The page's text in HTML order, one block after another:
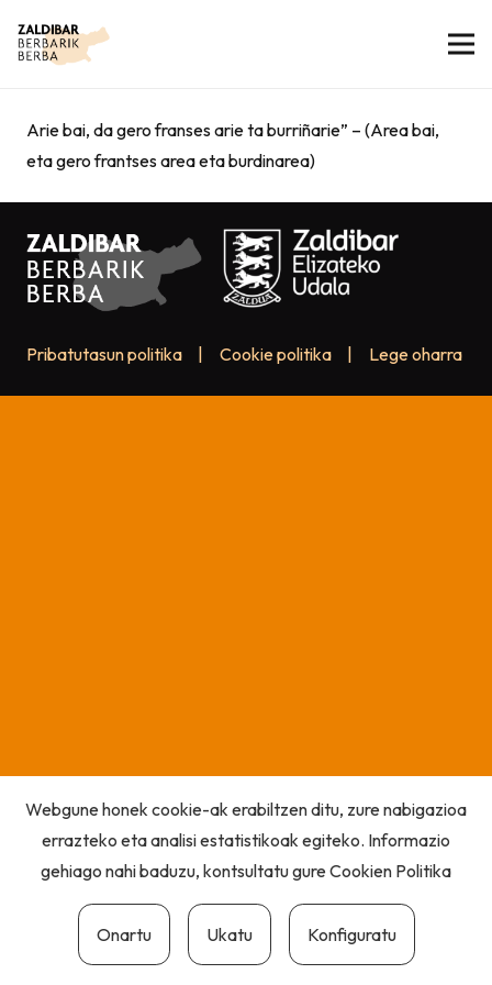
Arie bai, da gero franses arie ta burriñarie” – (Area bai,
eta gero frantses area eta burdinarea)
Pribatutasun politika Cookie politika Lege oharra
Webgune honek cookie-ak erabiltzen ditu, zure nabigazioa
errazteko eta analisi estatistikoak egiteko. Informazio
gehiago nahi baduzu, kontsultatu gureCookien Politika
Onartu Ukatu Konfiguratu